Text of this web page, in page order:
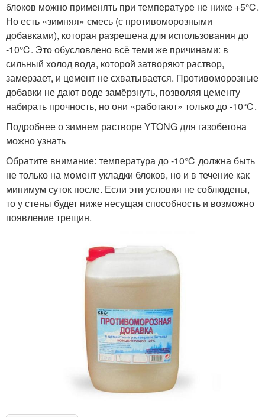
блоков можно применять при температуре не ниже +5℃.
Но есть «зимняя» смесь (с противоморозными
добавками), которая разрешена для использования до
-10℃. Это обусловлено всё теми же причинами: в
сильный холод вода, которой затворяют раствор,
замерзает, и цемент не схватывается. Противоморозные
добавки не дают воде замёрзнуть, позволяя цементу
набирать прочность, но они «работают» только до -10℃.
Подробнее о зимнем растворе YTONG для газобетона
можно узнать
Обратите внимание: температура до -10℃ должна быть
не только на момент укладки блоков, но и в течение как
минимум суток после. Если эти условия не соблюдены,
то у стены будет ниже несущая способность и возможно
появление трещин.